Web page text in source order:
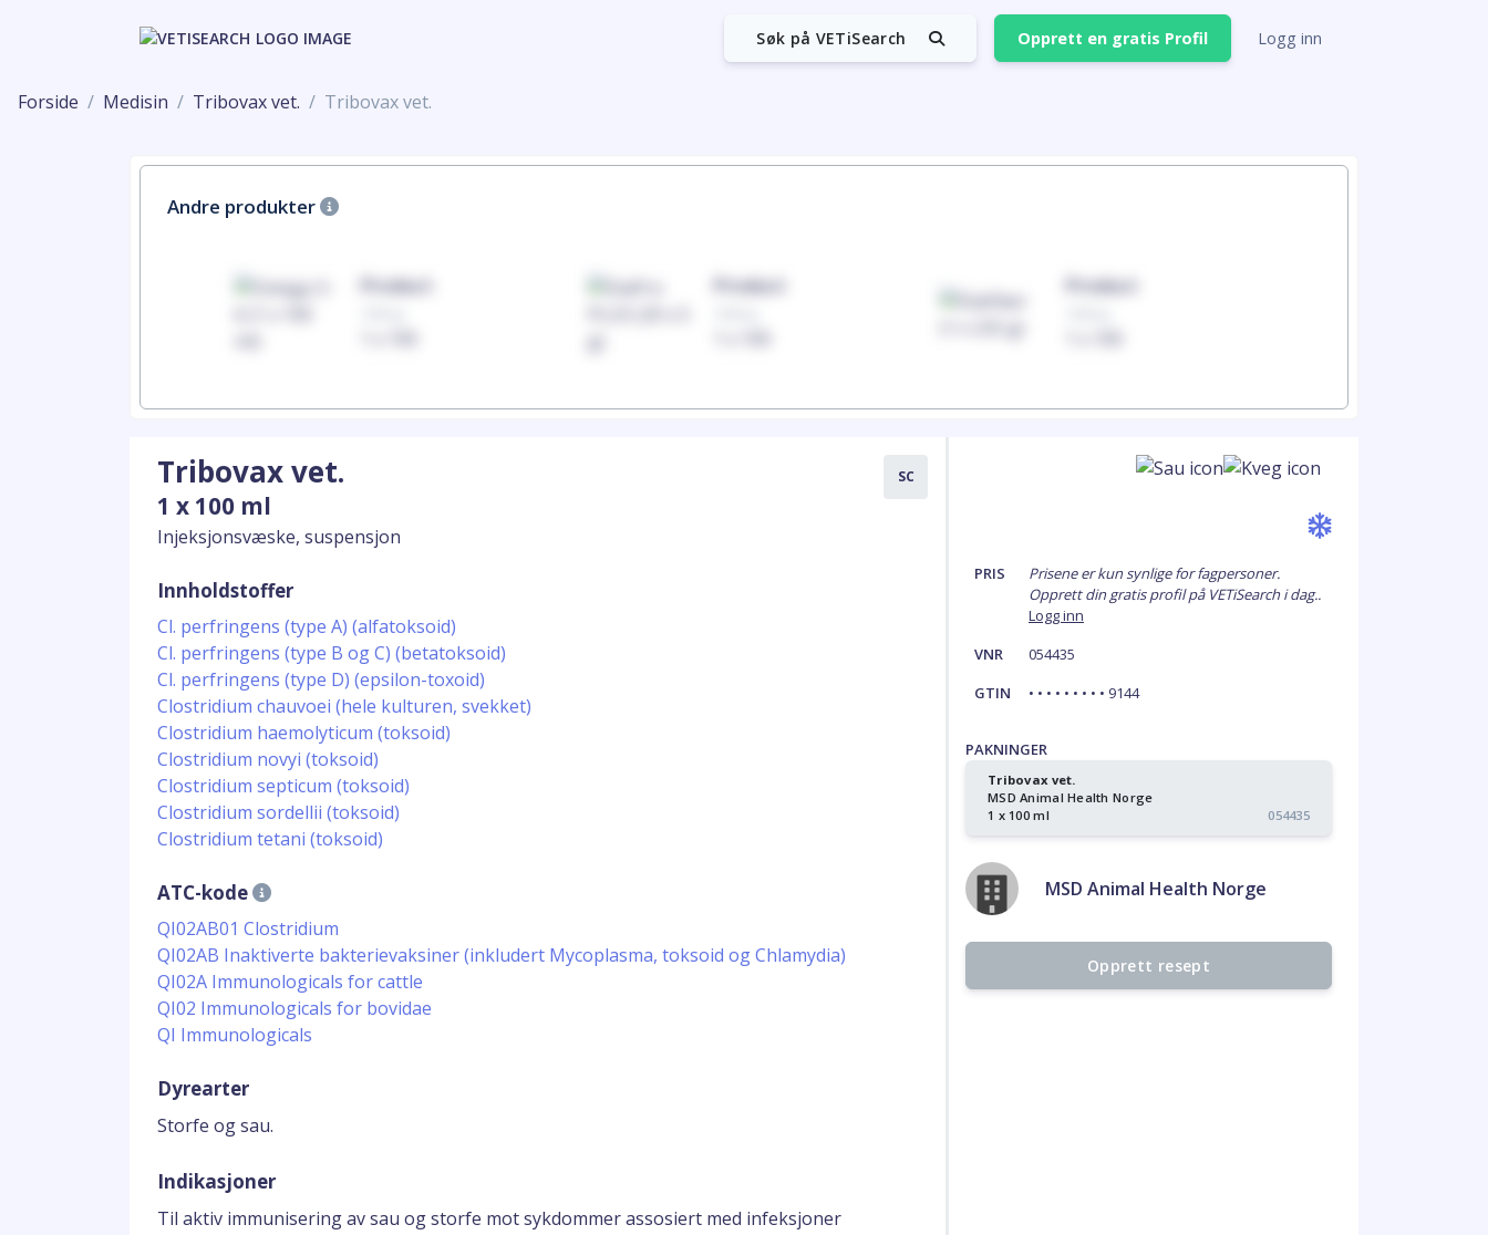
Søk på VETiSearch Opprett en gratis Profil Logg inn
Forside Medisin Tribovax vet. Tribovax vet.
Andre produkter
Product Product Product
Tribovax vet.
1 x 100 ml
Injeksjonsvæske, suspensjon
SC
Innholdstoffer
Cl. perfringens (type A) (alfatoksoid)
Cl. perfringens (type B og C) (betatoksoid)
Cl. perfringens (type D) (epsilon-toxoid)
Clostridium chauvoei (hele kulturen, svekket)
Clostridium haemolyticum (toksoid)
Clostridium novyi (toksoid)
Clostridium septicum (toksoid)
Clostridium sordellii (toksoid)
Clostridium tetani (toksoid)
ATC-kode
QI02AB01 Clostridium
QI02AB Inaktiverte bakterievaksiner (inkludert Mycoplasma, toksoid og Chlamydia)
QI02A Immunologicals for cattle
QI02 Immunologicals for bovidae
QI Immunologicals
Dyrearter
Storfe og sau.
Indikasjoner
Til aktiv immunisering av sau og storfe mot sykdommer assosiert med infeksjoner
PRIS
Prisene er kun synlige for fagpersoner.
Opprett din gratis profil på VETiSearch i dag..
Logg inn
VNR
054435
GTIN
• • • • • • • • • 9144
PAKNINGER
Tribovax vet.
MSD Animal Health Norge
1 x 100 ml
054435
MSD Animal Health Norge
Opprett resept